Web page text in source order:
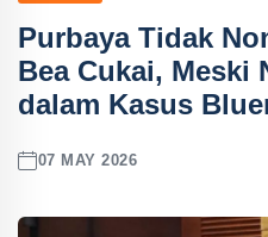
Purbaya Tidak
Bea Cukai, Meski
dalam Kasus
07 MAY 2026